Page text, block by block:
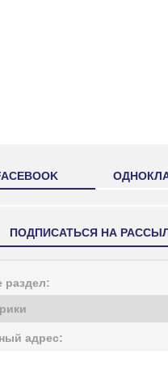
ПОДПИСАТЬСЯ НА
раздел:
адрес: